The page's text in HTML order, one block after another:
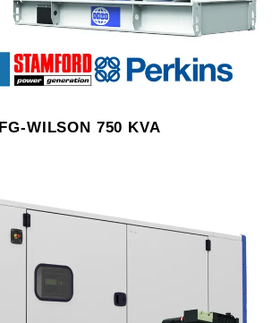
FG-WILSON 750 KVA